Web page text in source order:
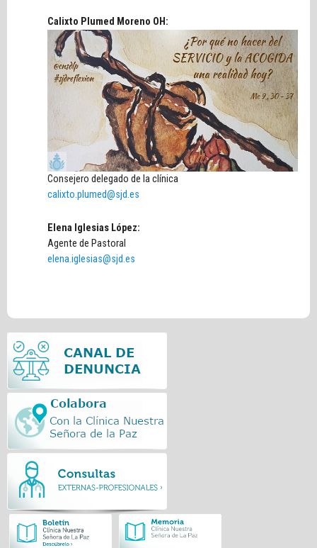
Calixto Plumed Moreno OH:
Consejero delegado de la clínica
calixto.plumed@sjd.es
Elena Iglesias López:
Agente de Pastoral
elena.iglesias@sjd.es